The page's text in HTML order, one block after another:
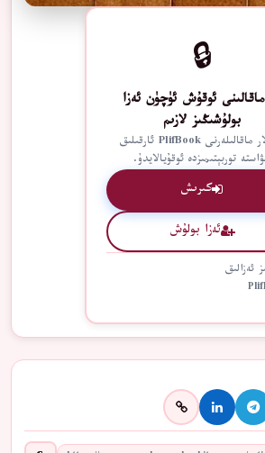
🔒
ئوقۇش ئۈچۈن ئەزا
بولۇشىڭىز لازىم
ئەزالار ماقالىلەرنى PlifBook ئارقىلىق
توربېتىمىزدە ئوقۇيالايدۇ.
كىرىش
ئەزا بولۇش
ئەزالىق